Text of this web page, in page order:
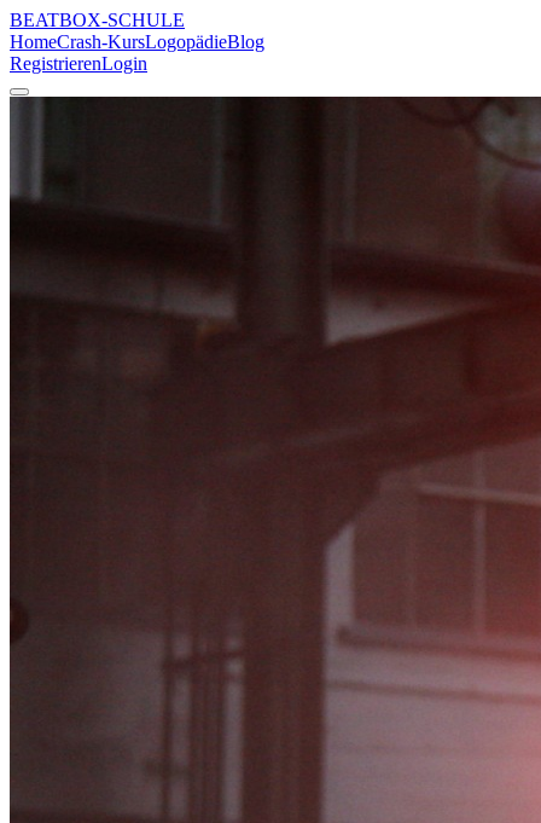
BEATBOX-SCHULE
HomeCrash-KursLogopädieBlog
RegistrierenLogin